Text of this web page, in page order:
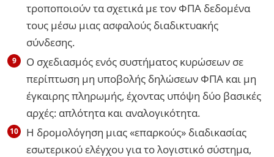
τροποποιούν τα σχετικά με τον ΦΠΑ δεδομένα
τους μέσω μιας ασφαλούς διαδικτυακής
σύνδεσης.
Ο σχεδιασμός ενός συστήματος κυρώσεων σε
περίπτωση μη υποβολής δηλώσεων ΦΠΑ και μη
έγκαιρης πληρωμής, έχοντας υπόψη δύο βασικές
αρχές: απλότητα και αναλογικότητα.
Η δρομολόγηση μιας «επαρκούς» διαδικασίας
εσωτερικού ελέγχου για το λογιστικό σύστημα,